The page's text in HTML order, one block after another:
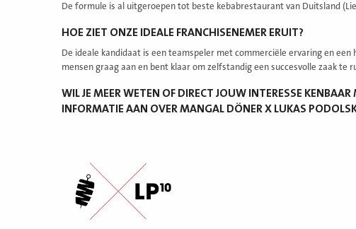
De formule is al uitgeroepen tot beste kebabrestaurant van Duitsland
HOE ZIET ONZE IDEALE FRANCHISENEMER ERUIT?
De ideale kandidaat is een teamspeler met commerciële ervaring en
mensen graag aan en bent klaar om zelfstandig een succesvolle zaak te
WIL JE MEER WETEN OF DIRECT JOUW INTERESSE
INFORMATIE AAN OVER MANGAL DÖNER X LUKAS